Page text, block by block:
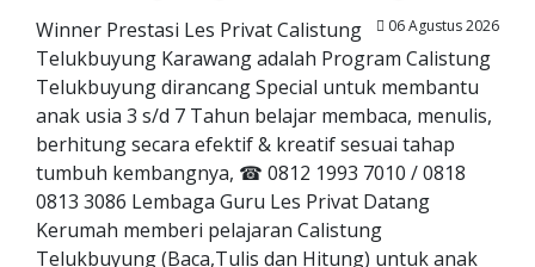
06 Agustus 2026
Winner Prestasi Les Privat Calistung
Telukbuyung Karawang adalah Program Calistung
Telukbuyung dirancang Special untuk membantu
anak usia 3 s/d 7 Tahun belajar membaca, menulis,
berhitung secara efektif & kreatif sesuai tahap
tumbuh kembangnya, ☎ 0812 1993 7010 / 0818
0813 3086 Lembaga Guru Les Privat Datang
Kerumah memberi pelajaran Calistung
Telukbuyung (Baca,Tulis dan Hitung) untuk anak